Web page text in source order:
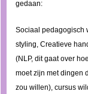
gedaan:
Sociaal pedagogisch
styling, Creatieve
(NLP, dit gaat over
moet zijn met dingen
zou willen), cursus